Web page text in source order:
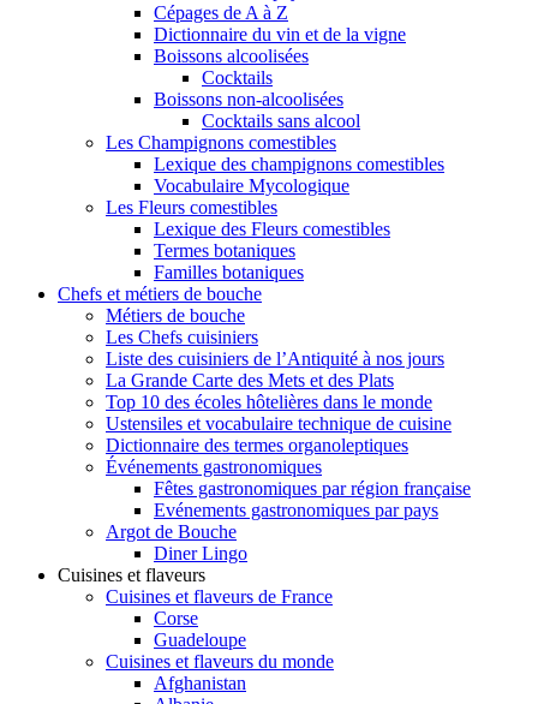
Cépages de A à Z
Dictionnaire du vin et de la vigne
Boissons alcoolisées
Cocktails
Boissons non-alcoolisées
Cocktails sans alcool
Les Champignons comestibles
Lexique des champignons comestibles
Vocabulaire Mycologique
Les Fleurs comestibles
Lexique des Fleurs comestibles
Termes botaniques
Familles botaniques
Chefs et métiers de bouche
Métiers de bouche
Les Chefs cuisiniers
Liste des cuisiniers de l’Antiquité à nos jours
La Grande Carte des Mets et des Plats
Top 10 des écoles hôtelières dans le monde
Ustensiles et vocabulaire technique de cuisine
Dictionnaire des termes organoleptiques
Événements gastronomiques
Fêtes gastronomiques par région française
Evénements gastronomiques par pays
Argot de Bouche
Diner Lingo
Cuisines et flaveurs
Cuisines et flaveurs de France
Corse
Guadeloupe
Cuisines et flaveurs du monde
Afghanistan